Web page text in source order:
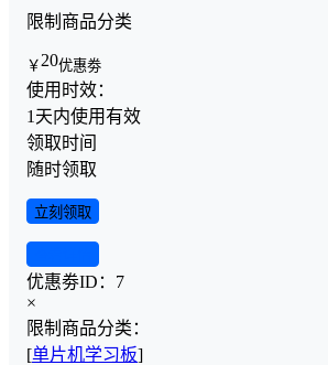
限制商品分类
￥ 20优惠劵
使用时效：
1天内使用有效
领取时间
随时领取
立刻领取
优惠劵ID： 7
×
限制商品分类：
[单片机学习板]